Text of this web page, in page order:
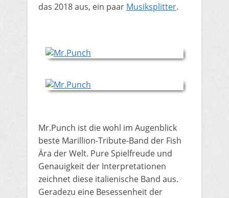
das 2018 aus, ein paar Musiksplitter.
Mr.Punch ist die wohl im Augenblick
beste Marillion-Tribute-Band der Fish
Ära der Welt. Pure Spielfreude und
Genauigkeit der Interpretationen
zeichnet diese italienische Band aus.
Geradezu eine Besessenheit der